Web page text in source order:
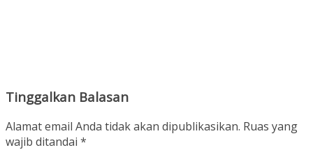
Tinggalkan Balasan
Alamat email Anda tidak akan dipublikasikan. Ruas yang
wajib ditandai *